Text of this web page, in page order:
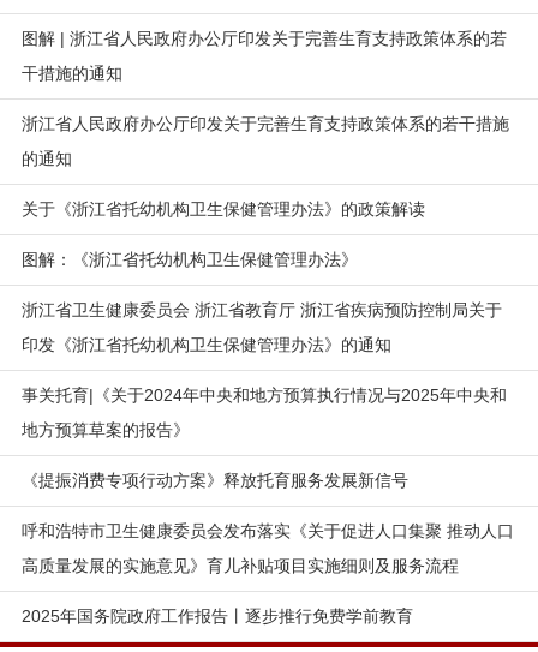
图解 | 浙江省人民政府办公厅印发关于完善生育支持政策体系的若
干措施的通知
浙江省人民政府办公厅印发关于完善生育支持政策体系的若干措施
的通知
关于《浙江省托幼机构卫生保健管理办法》的政策解读
图解：《浙江省托幼机构卫生保健管理办法》
浙江省卫生健康委员会 浙江省教育厅 浙江省疾病预防控制局关于
印发《浙江省托幼机构卫生保健管理办法》的通知
事关托育|《关于2024年中央和地方预算执行情况与2025年中央和
地方预算草案的报告》
《提振消费专项行动方案》释放托育服务发展新信号
呼和浩特市卫生健康委员会发布落实《关于促进人口集聚 推动人口
高质量发展的实施意见》育儿补贴项目实施细则及服务流程
2025年国务院政府工作报告丨逐步推行免费学前教育